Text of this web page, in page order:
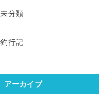
未分類
釣行記
アーカイブ